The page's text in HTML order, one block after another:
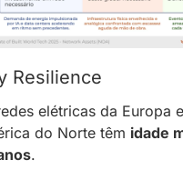
Resilience
elétricas da Europa e
do Norte têm idade
.